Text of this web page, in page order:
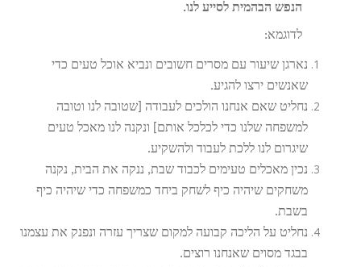
הנפש הבהמית לסייע לנו.
לדוגמא:
נארגן שיעור עם מסרים חשובים ונביא אוכל טעים כדי
שאנשים ירצו להגיע.
נחליט שאם אנחנו הולכים לעבודה [שטובה לנו וטובה
למשפחה שלנו כדי לכלכל אותם] ונקנה לנו מאכל טעים
שיגרום לנו ללכת לעבוד ולהשקיע.
נכין מאכלים טעימים לכבוד שבת, ננקה את הבית, נקנה
משחקים שיהיה כיף לשחק ביחד כמשפחה כדי שיהיה כיף
בשבת.
נחליט על הליכה קבועה למקום שצריך עזרה ונפנק את עצמנו
בבגד מסוים שאנחנו רוצים.